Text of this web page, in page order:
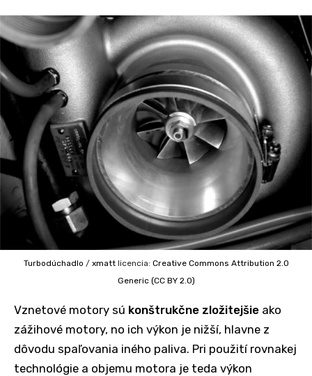
Turbodúchadlo / xmatt licencia: Creative Commons Attribution 2.0
Generic (CC BY 2.0)
Vznetové motory sú konštrukčne zložitejšie ako
zážihové motory, no ich výkon je nižší, hlavne z
dôvodu spaľovania iného paliva. Pri použití rovnakej
technológie a objemu motora je teda výkon